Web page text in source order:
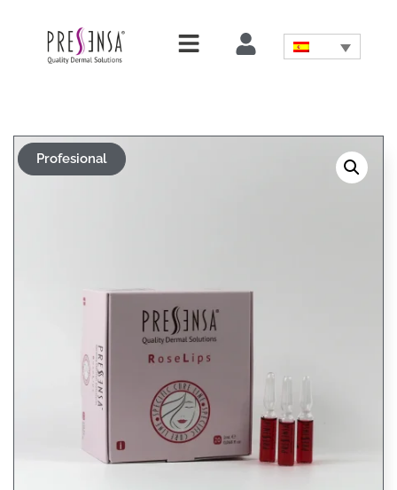
Profesional